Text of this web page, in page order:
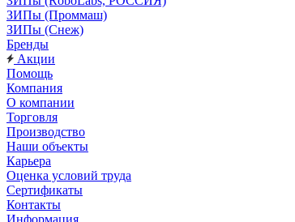
ЗИПы (Проммаш)
ЗИПы (Снеж)
Бренды
Акции
Помощь
Компания
О компании
Торговля
Производство
Наши объекты
Карьера
Оценка условий труда
Сертификаты
Контакты
Информация